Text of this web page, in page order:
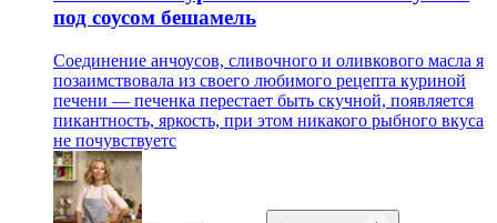
под соусом бешамель
Соединение анчоусов, сливочного и оливкового масла я
позаимствовала из своего любимого рецепта куриной
печени — печенка перестает быть скучной, появляется
пикантность, яркость, при этом никакого рыбного вкуса
не почувствуетс